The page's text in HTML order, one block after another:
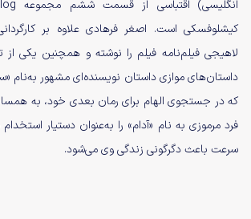
کیشلوفسکی است. اصغر فرهادی علاوه بر
لاهیجی فیلم‌نامه فیلم را نوشته و همچنین یکی از
داستان‌های موازی داستان نویسنده‌ای مشهور به‌نام
که در جستجوی الهام برای رمان بعدی خود، به
فرد مرموزی به نام «آدام» را به‌عنوان دستیار
سرعت باعث دگرگونی زندگی وی می‌شود.